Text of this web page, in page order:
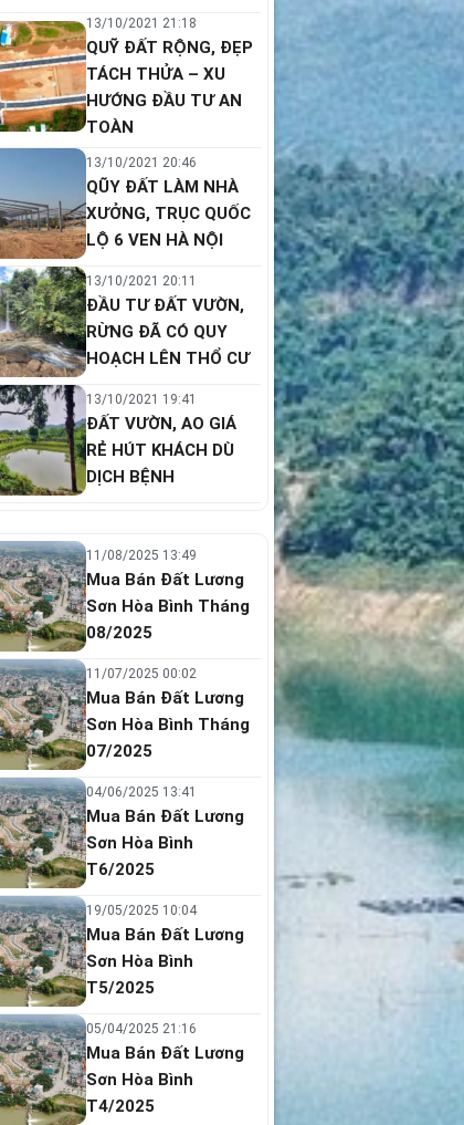
13/10/2021 21:18
QUỸ ĐẤT RỘNG, ĐẸP
TÁCH THỬA – XU
HƯỚNG ĐẦU TƯ AN
TOÀN
13/10/2021 20:46
QŨY ĐẤT LÀM NHÀ
XƯỞNG, TRỤC QUỐC
LỘ 6 VEN HÀ NỘI
13/10/2021 20:11
ĐẦU TƯ ĐẤT VƯỜN,
RỪNG ĐÃ CÓ QUY
HOẠCH LÊN THỔ CƯ
13/10/2021 19:41
ĐẤT VƯỜN, AO GIÁ
RẺ HÚT KHÁCH DÙ
DỊCH BỆNH
11/08/2025 13:49
Mua Bán Đất Lương
Sơn Hòa Bình Tháng
08/2025
11/07/2025 00:02
Mua Bán Đất Lương
Sơn Hòa Bình Tháng
07/2025
04/06/2025 13:41
Mua Bán Đất Lương
Sơn Hòa Bình
T6/2025
19/05/2025 10:04
Mua Bán Đất Lương
Sơn Hòa Bình
T5/2025
05/04/2025 21:16
Mua Bán Đất Lương
Sơn Hòa Bình
T4/2025